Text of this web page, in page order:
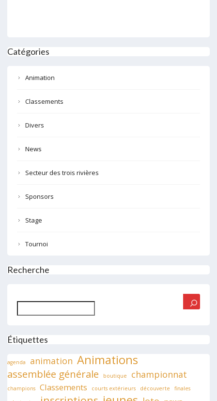
Catégories
Animation
Classements
Divers
News
Secteur des trois rivières
Sponsors
Stage
Tournoi
Recherche
Étiquettes
agenda animation Animations
assemblée générale boutique championnat
champions Classements courts extérieurs découverte finales